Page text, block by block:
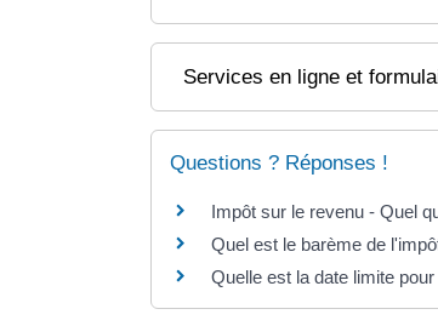
Services en ligne et
Questions ? Réponses !
Impôt sur le revenu - Quel
Quel est le barème de
Quelle est la date limite